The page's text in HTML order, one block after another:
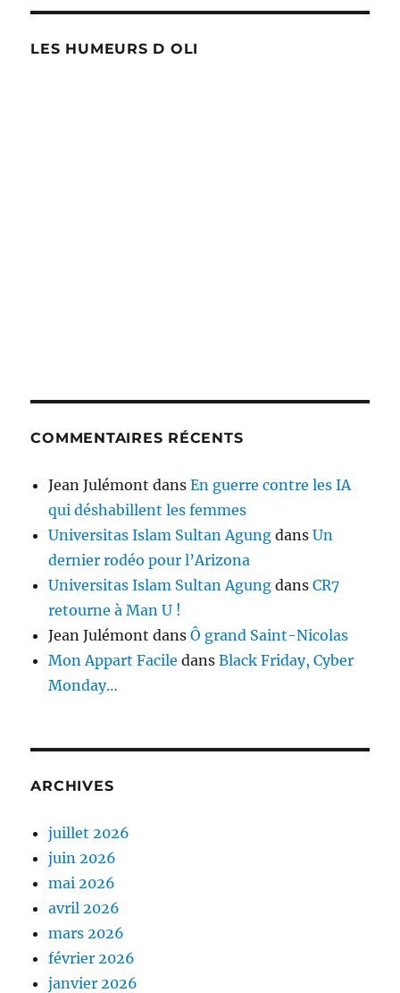
LES HUMEURS D OLI
COMMENTAIRES RÉCENTS
Jean Julémont dansEn guerre contre les IA
qui déshabillent les femmes
Universitas Islam Sultan Agung dansUn
dernier rodéo pour l’Arizona
Universitas Islam Sultan Agung dansCR7
retourne à Man U !
Jean Julémont dansÔ grand Saint-Nicolas
Mon Appart Facile dansBlack Friday, Cyber
Monday…
ARCHIVES
juillet 2026
juin 2026
mai 2026
avril 2026
mars 2026
février 2026
janvier 2026